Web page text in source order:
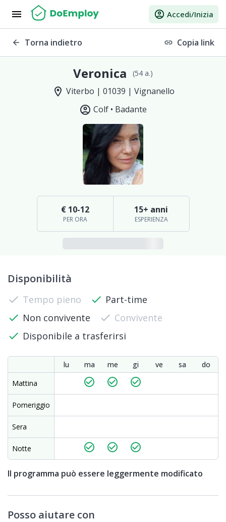
menu account_circle Accedi/Inizia
arrow_back Torna indietro link Copia link
Veronica (54 a.)
location_on Viterbo | 01039 | Vignanello
account_circle Colf • Badante
€ 10-12
PER ORA
15+ anni
ESPERIENZA
Disponibilità
check Tempo pieno check Part-time
check Non convivente check Convivente
check Disponibile a trasferirsi
lu ma me gi ve sa
do
Mattina
check_circle_outline check_circle_outline check_circle_outline
Pomeriggio
Sera
Notte check_circle_outline check_circle_outline check_circle_outline
Il programma può essere leggermente modificato
Posso aiutare con